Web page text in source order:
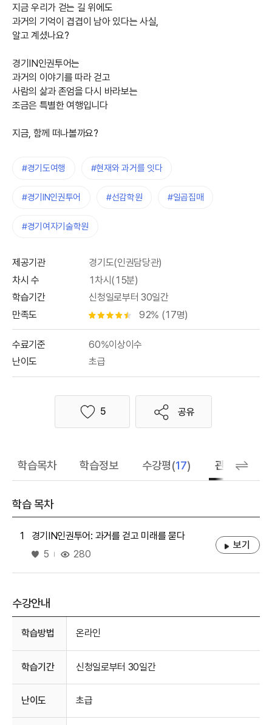
지금 우리가 걷는 길 위에도
과거의 기억이 겹겹이 남아 있다는 사실,
알고 계셨나요?
경기IN인권투어는
과거의 이야기를 따라 걷고
사람의 삶과 존엄을 다시 바라보는
조금은 특별한 여행입니다
지금, 함께 떠나볼까요?
#경기도여행 #현재와 과거를 잇다
#경기IN인권투어 #선감학원 #일곱집매
#경기여자기술학원
제공기관
경기도(인권담당관)
차시 수
1차시(15분)
학습기간
신청일로부터 30일간
만족도
별점 4.5개 92% (17명)
수료기준
60%이상이수
난이도
초급
좋아요
5 공유
학습목차 학습정보 수강평(17) 관련 추천 학
학습 목차
1
경기IN인권투어: 과거를 걷고 미래를 묻다
좋아요
5 280
보기
수강안내
학습방법 온라인
학습기간 신청일로부터 30일간
난이도 초급